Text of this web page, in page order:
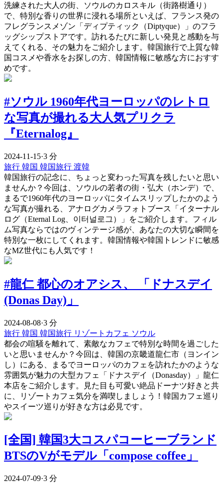
洗練された大人の街、ソウルのカロスキル（街路樹通り）
で、特別な香りの世界に浸れる場所といえば、フランス発の
フレグランスメゾン「ディプティック（Diptyque）」のフラ
ッグシップストアです。訪れるたびに新しい発見と感動を与
えてくれる、その魅力をご紹介します。韓国旅行で上質な韓
国コスメや香水をお探しの方、韓国情報に敏感な方におすす
めです。
#ソウル 1960年代ヨーロッパのレトロ
な写真が撮れる大人気プリクラ
『Eternalog』
2024-11-15·3 分
旅行 韓国 韓国旅行 渡韓
韓国旅行の記念に、ちょっと変わった写真を残したいと思い
ませんか？今回は、ソウルの若者の街・弘大（ホンデ）で、
まるで1960年代のヨーロッパにタイムスリップしたかのよう
な写真が撮れる、アナログカメラフォトブース「イターナル
ログ（Eternal Log、이터널로그）」をご紹介します。フィル
ム写真ならではのヴィンテージ感が、あなたの大切な瞬間を
特別な一枚にしてくれます。韓国情報や韓国トレンドに敏感
なMZ世代にも人気です！
#龍仁 都心のオアシス、 「ドナスデイ
(Donas Day)」
2024-08-08·3 分
旅行 韓国 韓国旅行 リゾートカフェ ソウル
都会の喧騒を離れて、素敵なカフェで特別な時間を過ごした
いと思いませんか？今回は、韓国の京畿道龍仁市（ヨンイン
し）にある、まるでヨーロッパのカフェを訪れたかのような
雰囲気が魅力の大型カフェ「ドナスデイ（Donasday）」龍仁
本店をご紹介します。見た目も可愛い絶品ドーナツ好きと共
に、リゾートカフェ気分を満喫しましょう！韓国カフェ巡り
やスイーツ巡りが好きな方は必見です。
[全国] 韓国3大コスパコーヒーブランド
BTSのVがモデル「compose coffee」
2024-07-09·3 分